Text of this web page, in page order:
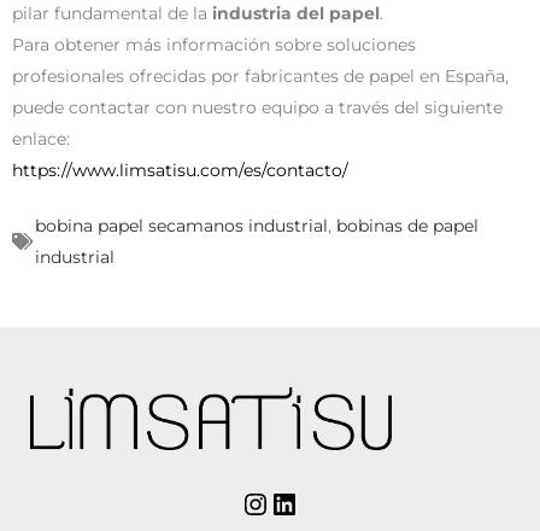
pilar fundamental de la industria del papel.
Para obtener más información sobre soluciones
profesionales ofrecidas por fabricantes de papel en España,
puede contactar con nuestro equipo a través del siguiente
enlace:
https://www.limsatisu.com/es/contacto/
bobina papel secamanos industrial, bobinas de papel
industrial